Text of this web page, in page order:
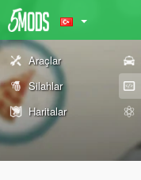
Araçlar
Silahlar
Haritalar